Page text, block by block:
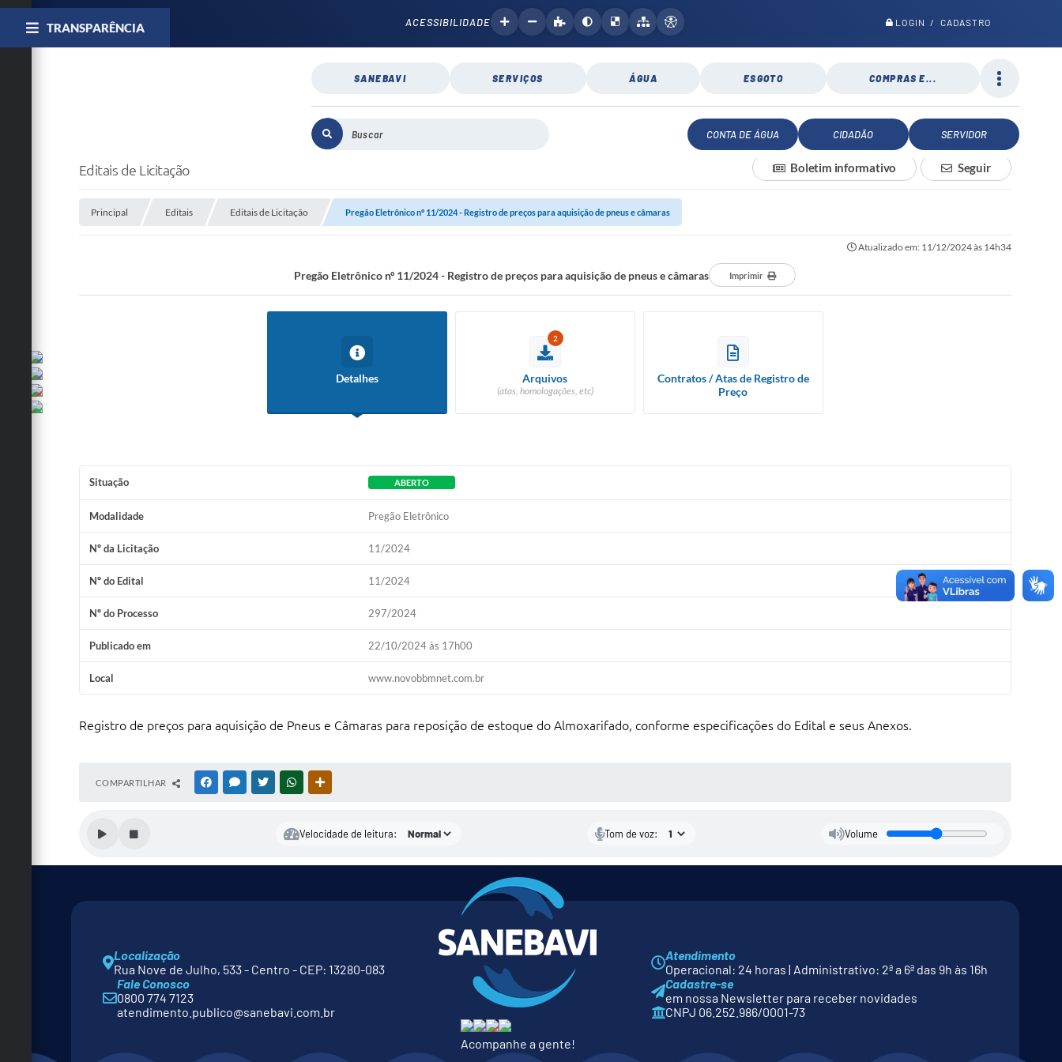
LOGIN / CADASTRO
SANEBAVI SERVIÇOS ÁGUA ESGOTO COMPRAS E...
CONTA DE ÁGUA CIDADÃO SERVIDOR
ACESSIBILIDADE
TRANSPARÊNCIA
Editais de Licitação Seguir
Boletim informativo
Principal Editais Editais de Licitação Pregão Eletrônico nº 11/2024 - Registro de preços para aquisição de pneus e câmaras
Atualizado em: 11/12/2024 às 14h34
Pregão Eletrônico nº 11/2024 - Registro de preços para aquisição de pneus e câmaras Imprimir
Detalhes
2
Arquivos
(atas, homologações, etc)
Contratos / Atas de Registro de
Preço
Situação ABERTO
Modalidade Pregão Eletrônico
Nº da Licitação 11/2024
Nº do Edital 11/2024
Nº do Processo 297/2024
Publicado em 22/10/2024 às 17h00
Local www.novobbmnet.com.br
Registro de preços para aquisição de Pneus e Câmaras para reposição de estoque do Almoxarifado, conforme especificações do Edital e seus Anexos.
COMPARTILHAR FACEBOOKMESSENGER
TWITTERWHATSAPP
Velocidade de leitura: Tom de voz: Volume
Localização
Rua Nove de Julho, 533 - Centro - CEP: 13280-083
Fale Conosco
0800 774 7123
atendimento.publico@sanebavi.com.br
Acompanhe a gente!
Atendimento
Operacional: 24 horas | Administrativo: 2ª a 6ª das 9h às 16h
Cadastre-se
em nossa Newsletter para receber novidades
CNPJ 06.252.986/0001-73